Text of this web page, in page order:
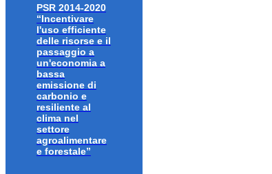
PSR 2014-2020
“Incentivare
l'uso efficiente
delle risorse e il
passaggio a
un'economia a
bassa
emissione di
carbonio e
resiliente al
clima nel
settore
agroalimentare
e forestale”